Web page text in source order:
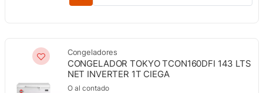
Congeladores
CONGELADOR TOKYO TCON160DFI 143 LTS
NET INVERTER 1T CIEGA
O al contado